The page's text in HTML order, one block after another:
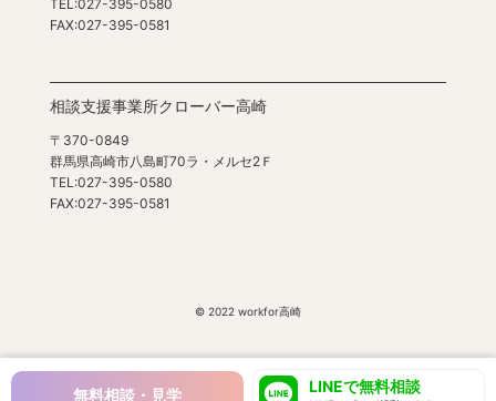
TEL:027-395-0580
FAX:027-395-0581
相談支援事業所クローバー高崎
〒370-0849
群馬県高崎市八島町70ラ・メルセ2Ｆ
TEL:027-395-0580
FAX:027-395-0581
© 2022 workfor高崎
無料相談・見学 LINEで無料相談